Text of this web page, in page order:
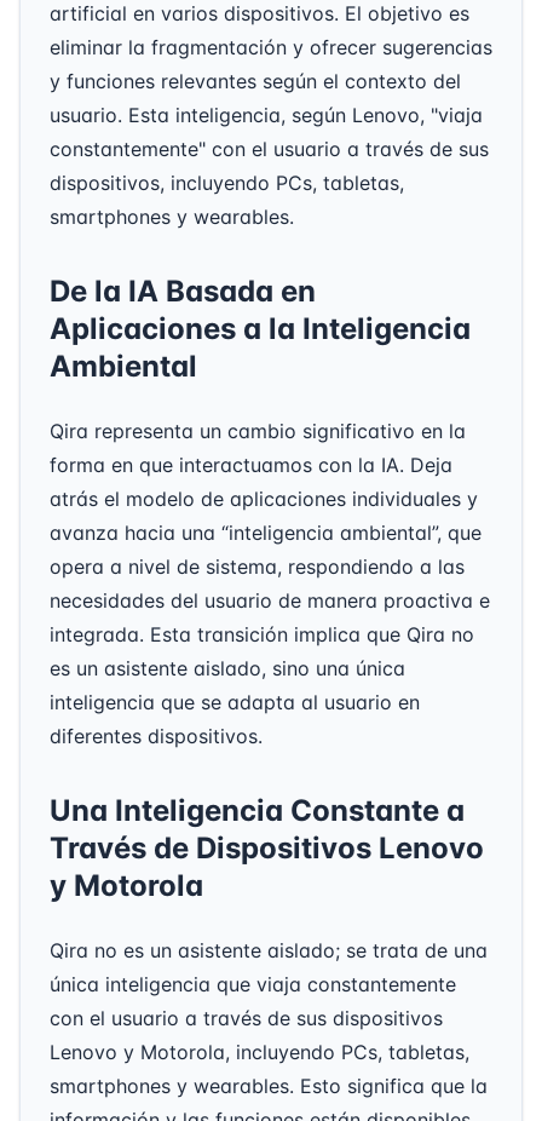
artificial en varios dispositivos. El objetivo es
eliminar la fragmentación y ofrecer sugerencias
y funciones relevantes según el contexto del
usuario. Esta inteligencia, según Lenovo, "viaja
constantemente" con el usuario a través de sus
dispositivos, incluyendo PCs, tabletas,
smartphones y wearables.
De la IA Basada en
Aplicaciones a la Inteligencia
Ambiental
Qira representa un cambio significativo en la
forma en que interactuamos con la IA. Deja
atrás el modelo de aplicaciones individuales y
avanza hacia una “inteligencia ambiental”, que
opera a nivel de sistema, respondiendo a las
necesidades del usuario de manera proactiva e
integrada. Esta transición implica que Qira no
es un asistente aislado, sino una única
inteligencia que se adapta al usuario en
diferentes dispositivos.
Una Inteligencia Constante a
Través de Dispositivos Lenovo
y Motorola
Qira no es un asistente aislado; se trata de una
única inteligencia que viaja constantemente
con el usuario a través de sus dispositivos
Lenovo y Motorola, incluyendo PCs, tabletas,
smartphones y wearables. Esto significa que la